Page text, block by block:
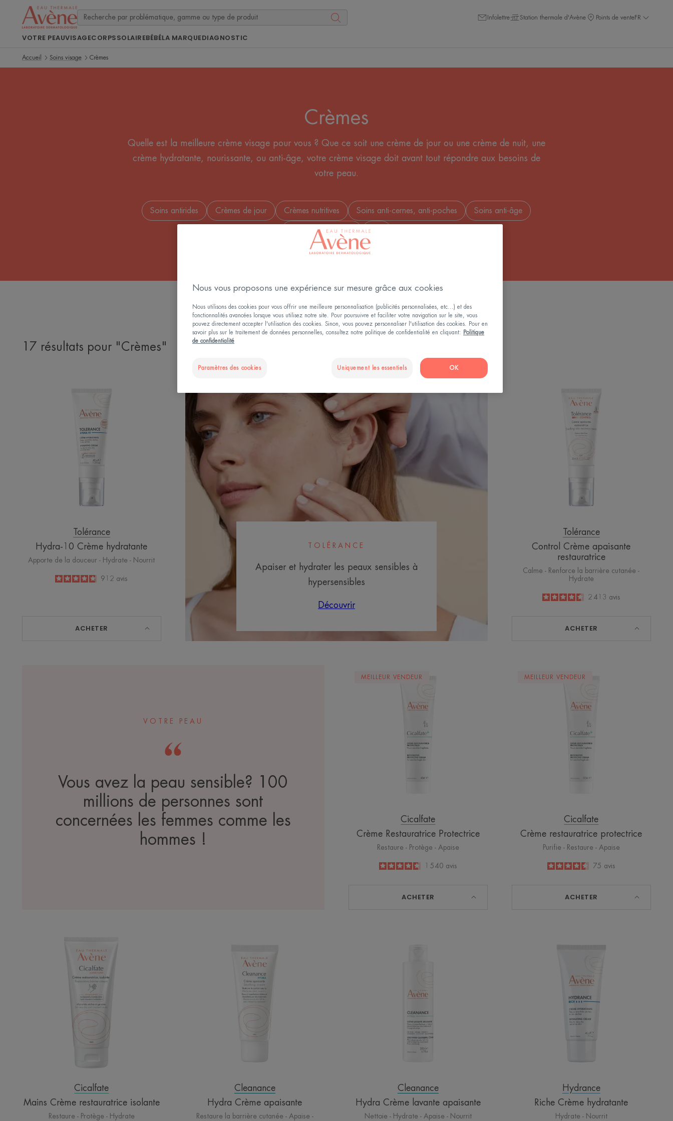
Infolettre Station thermale d'Avène Points de venteFR
VOTRE PEAUVISAGECORPSSOLAIREBÉBÉLA MARQUEDIAGNOSTIC
Accueil Soins visage Crèmes
Crèmes
Quelle est la meilleure crème visage pour vous ? Que ce soit une crème de jour ou une crème de nuit, une
crème hydratante, nourissante, ou anti-âge, votre crème visage doit avant tout répondre aux besoins de
votre peau.
Soins antirides Crèmes de jour Crèmes nutritives Soins anti-cernes, anti-poches Soins anti-âge
Soins antioxydants + 8
Actions visage Texture Types de peau pour le Visage Utilisable par
17 résultats pour "Crèmes"
hydratante
Tolérance
Hydra-10 Crème hydratante
Apporte de la douceur - Hydrate - Nourrit
4.8
/
5
912 avis
ACHETER
TOLÉRANCE
Apaiser et hydrater les peaux sensibles à
hypersensibles
Découvrir
apaisante
restauratrice
Tolérance
Control Crème apaisante
restauratrice
Calme - Renforce la barrière cutanée -
Hydrate
4.6
/
5
2 413 avis
ACHETER
VOTRE PEAU
Vous avez la peau sensible? 100
millions de personnes sont
concernées les femmes comme les
hommes !
Restauratrice
MEILLEUR VENDEUR
Cicalfate
Crème Restauratrice Protectrice
Restaure - Protège - Apaise
4.6
1 540 avis
ACHETER
restauratrice
MEILLEUR VENDEUR
Cicalfate
Crème restauratrice protectrice
Purifie - Restaure - Apaise
4.5
/
5
75 avis
ACHETER
Crème
restauratrice
isolante
Cicalfate
Mains Crème restauratrice isolante
Restaure - Protège - Hydrate
apaisante
Cleanance
Hydra Crème apaisante
Restaure la barrière cutanée - Apaise -
Cleanance
Hydra Crème lavante apaisante
Nettoie - Hydrate - Apaise - Nourrit
Hydrance
Riche Crème hydratante
Hydrate - Nourrit
Nous vous proposons une expérience sur mesure grâce aux cookies
Nous utilisons des cookies pour vous offrir une meilleure personnalisation (publicités personnalisées, etc...) et des
fonctionnalités avancées lorsque vous utilisez notre site. Pour poursuivre et faciliter votre navigation sur le site, vous
pouvez directement accepter l'utilisation des cookies. Sinon, vous pouvez personnaliser l'utilisation des cookies. Pour en
savoir plus sur le traitement de données personnelles, consultez notre politique de confidentialité en cliquant:
Politique
de confidentialité
Paramètres des cookies Uniquement les essentiels OK